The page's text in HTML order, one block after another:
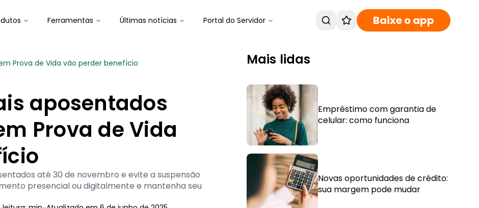
Ferramentas Últimas notícias Portal do Servidor Baixe o app
Prova de Vida vão perder benefício
aposentados
Prova de Vida
até 30 de novembro e evite a suspensão
presencial ou digitalmente e mantenha seu
Mais lidas
Empréstimo com garantia de
celular: como funciona
Novas oportunidades de crédito:
sua margem pode mudar